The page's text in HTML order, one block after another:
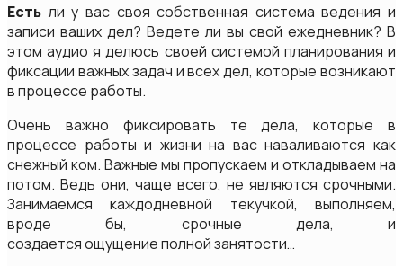
Есть ли у вас своя собственная система ведения и
записи ваших дел? Ведете ли вы свой ежедневник? В
этом аудио я делюсь своей системой планирования и
фиксации важных задач и всех дел, которые возникают
в процессе работы.
Очень важно фиксировать те дела, которые в
процессе работы и жизни на вас наваливаются как
снежный ком. Важные мы пропускаем и откладываем на
потом. Ведь они, чаще всего, не являются срочными.
Занимаемся каждодневной текучкой, выполняем,
вроде бы, срочные дела, и
создается ощущение полной занятости…